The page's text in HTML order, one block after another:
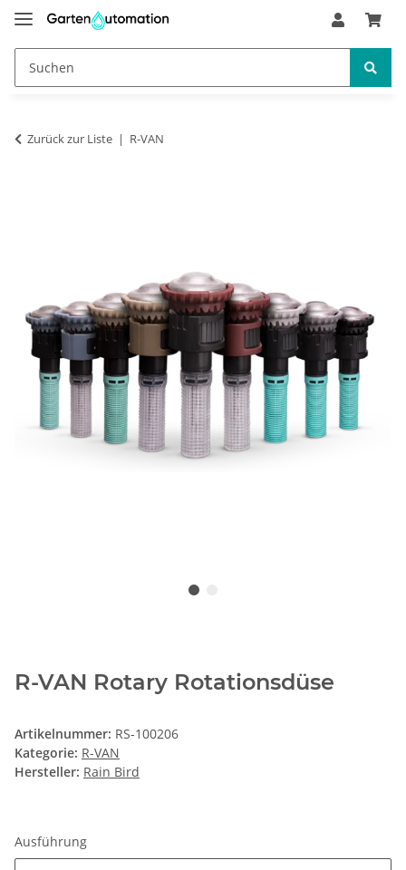
Zurück zur Liste R-VAN
R-VAN Rotary Rotationsdüse
Artikelnummer: RS-100206
Kategorie: R-VAN
Hersteller: Rain Bird
Ausführung